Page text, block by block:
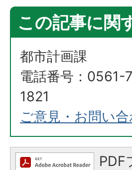
この記事に関
都市計画課
電話番号：
1821
ご意見・お問い
PDF